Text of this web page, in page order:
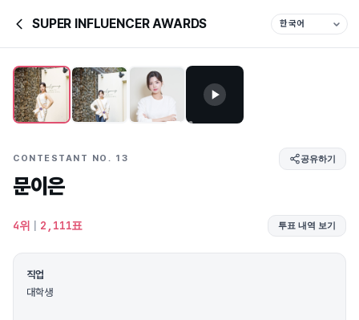
SUPER INFLUENCER AWARDS
CONTESTANT NO. 13 공유하기
문이은
4위 | 2,111표 투표 내역 보기
직업
대학생